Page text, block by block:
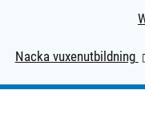
Nacka vuxenutbildning